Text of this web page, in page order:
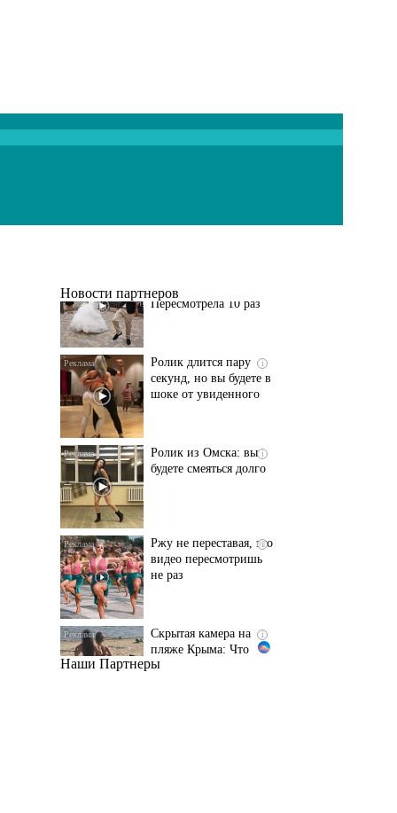
Новости партнеров
Ролик длится пару
Ролик из Омска: вы
Скрытая камера на
их не видят...
Ролик длится
Наши Партнеры